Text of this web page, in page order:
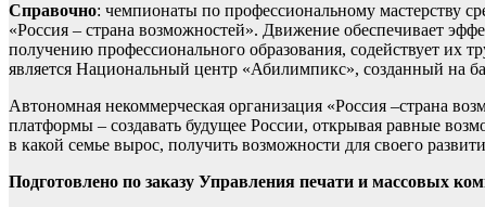
Справочно: чемпионаты по профессиональному мастерству
«Россия – страна возможностей». Движение обеспечивает
получению профессионального образования, содействует их
является Национальный центр «Абилимпикс», созданный на
Автономная некоммерческая организация «Россия –страна
платформы – создавать будущее России, открывая равные
в какой семье вырос, получить возможности для своего
Подготовлено по заказу Управления печати и массовых